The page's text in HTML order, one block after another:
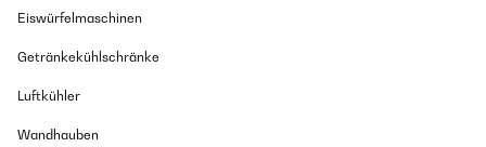
Eiswürfelmaschinen
Getränkekühlschränke
Luftkühler
Wandhauben